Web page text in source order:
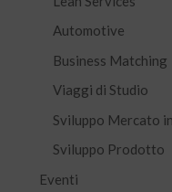
Automotive
Business Matching
Viaggi di Studio
Sviluppo Mercato
Sviluppo Prodotto
Eventi